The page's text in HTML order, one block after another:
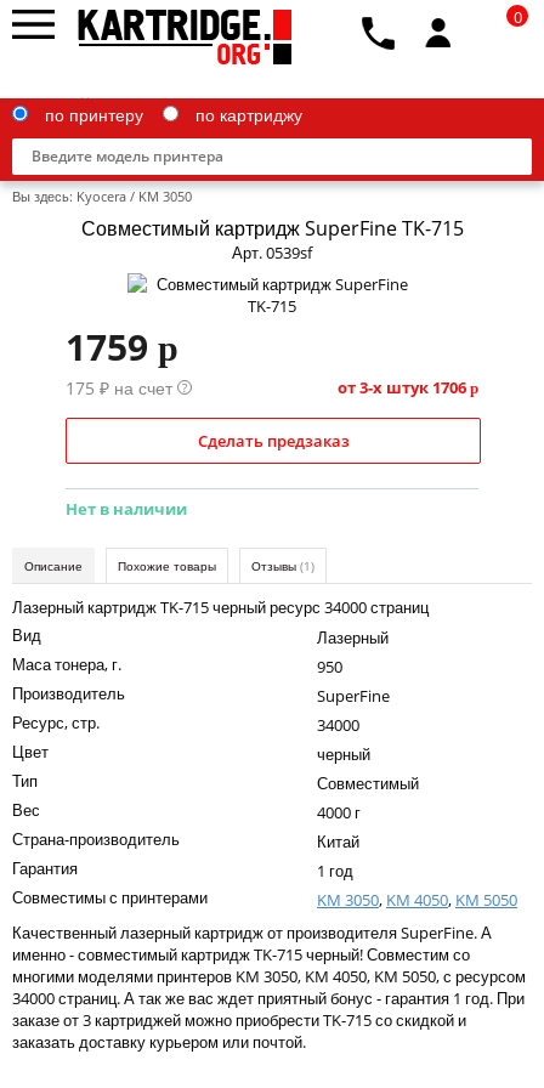
Canon
Epson
IBM
Kodak
Konica Minolta
Lexmark
OKI
Samsung
Sharp
Toshiba
Xerox
Для франкировальной машины
по принтеру по картриджу
0
Вы здесь: Kyocera / KM 3050
Совместимый картридж SuperFine TK-715
Арт. 0539sf
1759 p
175 ₽ на счет ? от 3-х штук 1706 p
Сделать предзаказ
Нет в наличии
Описание Похожие товары Отзывы (1)
Лазерный картридж TK-715 черный ресурс 34000 страниц
Вид
Лазерный
Маса тонера, г.
950
Производитель
SuperFine
Ресурс, стр.
34000
Цвет
черный
Тип
Совместимый
Вес
4000 г
Страна-производитель
Китай
Гарантия
1 год
Совместимы с принтерами
KM 3050, KM 4050, KM 5050
Качественный лазерный картридж от производителя SuperFine. А
именно - совместимый картридж TK-715 черный! Совместим со
многими моделями принтеров KM 3050, KM 4050, KM 5050, с ресурсом
34000 страниц. А так же вас ждет приятный бонус - гарантия 1 год. При
заказе от 3 картриджей можно приобрести TK-715 со скидкой и
заказать доставку курьером или почтой.